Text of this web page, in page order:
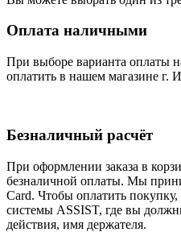
Оплата наличными
При выборе варианта оплаты
оплатить в нашем магазине г.
Безналичный расчёт
При оформлении заказа в
безналичной оплаты. Мы
Card. Чтобы оплатить покупку,
системы ASSIST, где вы
действия, имя держателя.